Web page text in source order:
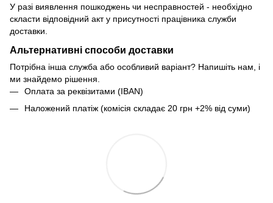
У разі виявлення пошкоджень чи несправностей - необхідно
скласти відповідний акт у присутності працівника служби
доставки.
Альтернативні способи доставки
Потрібна інша служба або особливий варіант? Напишіть нам, і
ми знайдемо рішення.
Оплата за реквізитами (IBAN)
Наложений платіж (комісія складає 20 грн +2% від суми)